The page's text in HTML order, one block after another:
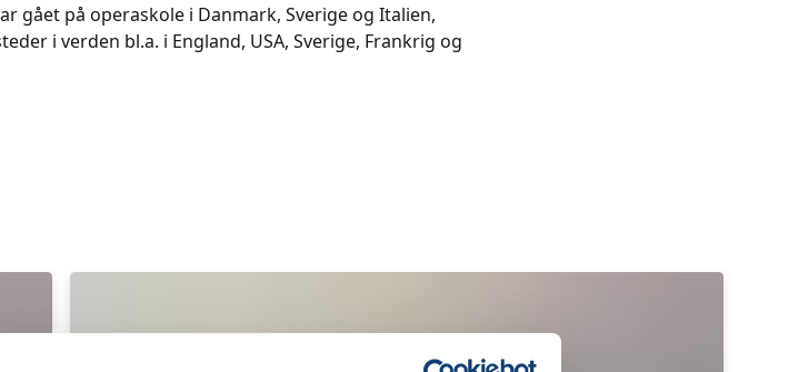
gået på operaskole i Danmark, Sverige og Italien,
i verden bl.a. i England, USA, Sverige, Frankrig og